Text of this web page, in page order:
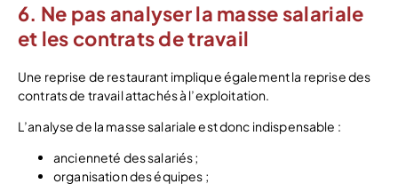
6. Ne pas analyser la masse salariale
et les contrats de travail
Une reprise de restaurant implique également la reprise des
contrats de travail attachés à l’exploitation.
L’analyse de la masse salariale est donc indispensable :
ancienneté des salariés ;
organisation des équipes ;